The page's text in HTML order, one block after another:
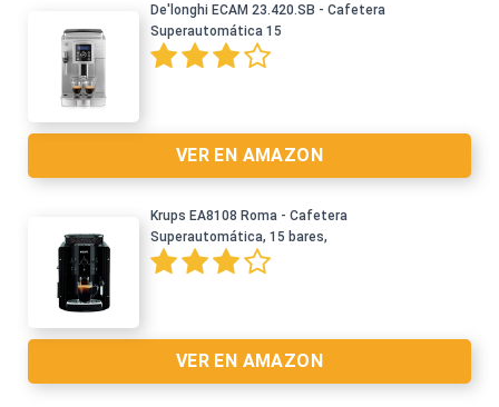
De'longhi ECAM 23.420.SB - Cafetera
Superautomática 15
VER EN AMAZON
Krups EA8108 Roma - Cafetera
Superautomática, 15 bares,
VER EN AMAZON